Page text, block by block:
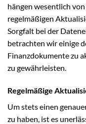
hängen wesentlich
regelmäßigen
Sorgfalt bei der
betrachten wir einige
Finanzdokumente zu
zu gewährleisten.
Regelmäßige
Um stets einen
zu haben, ist es